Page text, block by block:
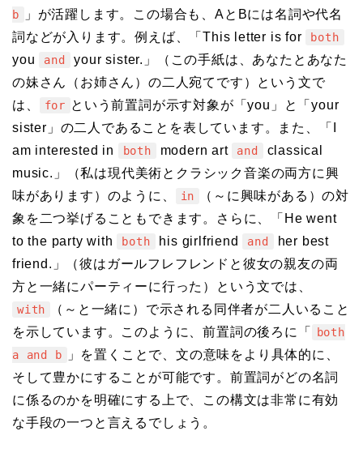
b
」が活躍します。この場合も、AとBには名詞や代名
詞などが入ります。例えば、「This letter is for
both
you and
your sister.」（この手紙は、あなたとあなた
の妹さん（お姉さん）の二人宛てです）という文で
は、
for という前置詞が示す対象が「you」と「your
sister」の二人であることを表しています。また、「I
am interested in
both modern art and
classical
music.」（私は現代美術とクラシック音楽の両方に興
味があります）のように、
in
（～に興味がある）の対
象を二つ挙げることもできます。さらに、「He went
to the party with
both his girlfriend and
her best
friend.」（彼はガールフレフレンドと彼女の親友の両
方と一緒にパーティーに行った）という文では、
with
（～と一緒に）で示される同伴者が二人いること
を示しています。このように、前置詞の後ろに「
both
a and b
」を置くことで、文の意味をより具体的に、
そして豊かにすることが可能です。前置詞がどの名詞
に係るのかを明確にする上で、この構文は非常に有効
な手段の一つと言えるでしょう。